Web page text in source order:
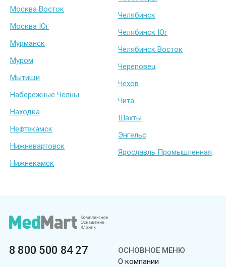
Москва Восток
Москва Юг
Мурманск
Муром
Мытищи
Набережные Челны
Находка
Нефтекамск
Нижневартовск
Нижнекамск
Челябинск
Челябинск Юг
Челябинск Восток
Череповец
Чехов
Чита
Шахты
Энгельс
Ярославль Промышленная
8 800 500 84 27
ОСНОВНОЕ МЕНЮ
О компании